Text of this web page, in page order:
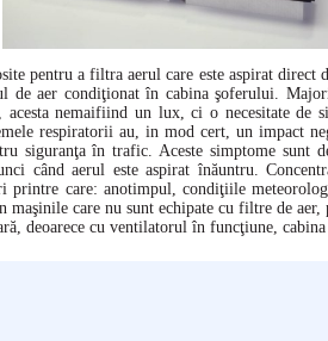
pentru a filtra aerul care este aspirat direct
de aer condiţionat în cabina şoferului.
acesta nemaifiind un lux, ci o necesitate de
respiratorii au, in mod cert, un impact
siguranţa în trafic. Aceste simptome sunt
când aerul este aspirat înăuntru.
printre care: anotimpul, condiţiile
care nu sunt echipate cu filtre de
deoarece cu ventilatorul în funcţiune,